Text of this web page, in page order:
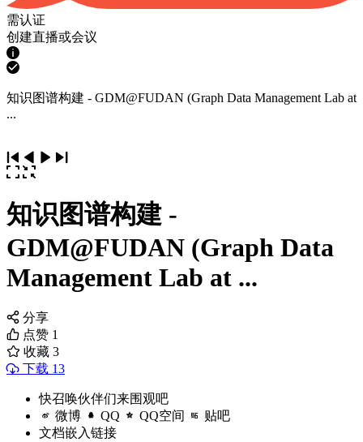
需认证
创建直播或会议
知识图谱构建 - GDM@FUDAN (Graph Data Management Lab at
...
知识图谱构建 -
GDM@FUDAN (Graph Data
Management Lab at ...
分享
点赞 1
收藏 3
下载 13
快召唤伙伴们来围观吧
微博 QQ QQ空间 贴吧
文档嵌入链接